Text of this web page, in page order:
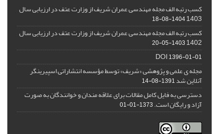
کسب رتبه الف مجله مهندسی عمران شریف از وزارت عتف در ارزیابی سال
1403
1404-08-18
کسب رتبه الف مجله مهندسی عمران شریف از وزارت عتف در ارزیابی سال
1402
1403-05-20
DOI1396-01-01
مجله ی علمی و پژوهشی «شریف» توسط مؤسسه انتشاراتی اسپیرینگر
آنلاین شد1391-08-14
دسترسی به فایل کامل مقالات برای علاقه مندان و خوانندگان به صورت
آزاد و رایگان است.1373-01-01